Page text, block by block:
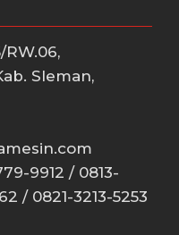
RW.06,
Sleman,
9912 / 0813-
/ 0821-3213-5253